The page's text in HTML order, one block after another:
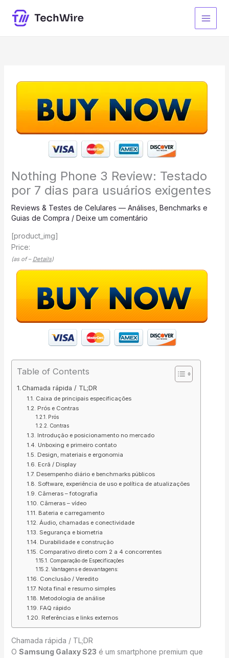
para
Nothing Phone 3 Review: Testado
por 7 dias para usuários exigentes
Reviews & Testes de Celulares — Análises, Benchmarks e
Guias de Compra / Deixe um comentário
[product_img]
Price:
(as of – Details)
Table of Contents
Chamada rápida / TL;DR
Caixa de principais especificações
Prós e Contras
Prós
Contras
Introdução e posicionamento no mercado
Unboxing e primeiro contato
Design, materiais e ergonomia
Ecrã / Display
Desempenho diário e benchmarks públicos
Software, experiência de uso e política de atualizações
Câmeras – fotografia
Câmeras – vídeo
Bateria e carregamento
Áudio, chamadas e conectividade
Segurança e biometria
Durabilidade e construção
Comparativo direto com 2 a 4 concorrentes
Comparação de Especificações
Vantagens e desvantagens:
Conclusão / Veredito
Nota final e resumo simples
Metodologia de análise
FAQ rápido
Referências e links externos
Chamada rápida / TL;DR
O Samsung Galaxy S23 é um smartphone premium que